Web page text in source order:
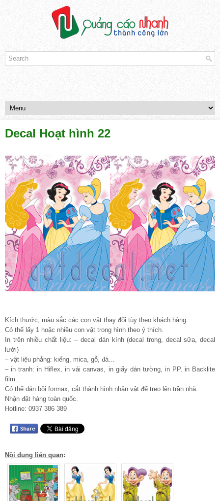
Decal Hoạt hình 22
Kích thước, màu sắc các con vật thay đổi tùy theo khách hàng.
Có thể lấy 1 hoặc nhiều con vật trong hình theo ý thích.
In trên nhiều chất liệu: – decal dán kính (decal trong, decal sữa, decal
lưới)
– vật liệu phẳng: kiếng, mica, gỗ, đá…
– in tranh: in Hiflex, in vải canvas, in giấy dán tường, in PP, in Backlite
film…
Có thể dán bồi formax, cắt thành hình nhân vật để treo lên trần nhà.
Nhận đặt hàng toàn quốc.
Hotline: 0937 386 389
Nội dung liên quan: